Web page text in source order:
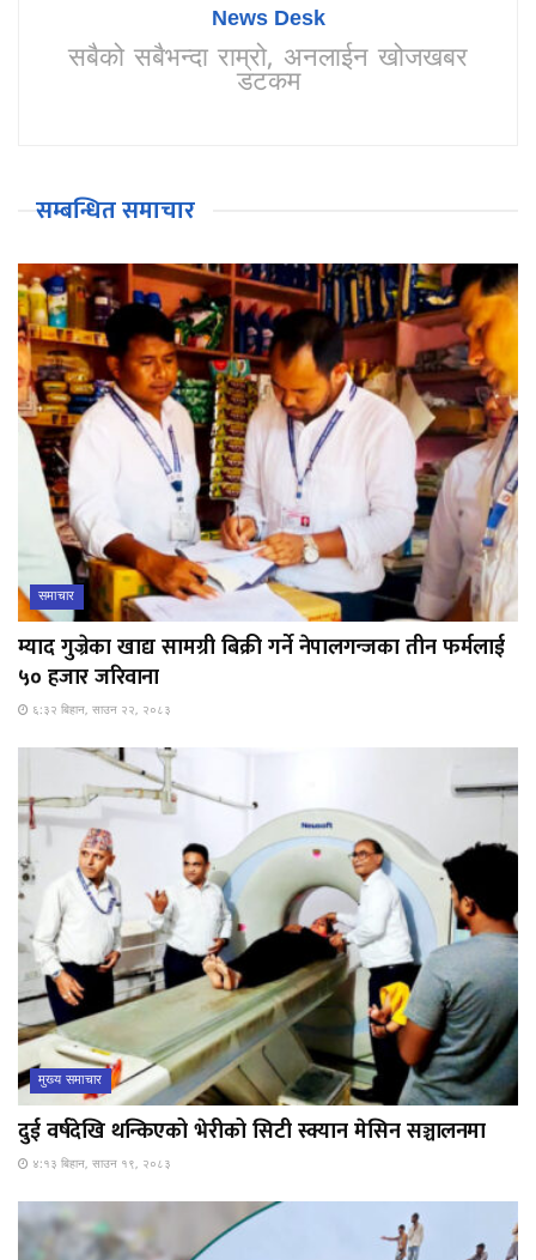
News Desk
सबैको सबैभन्दा राम्रो, अनलाईन खोजखबर
डटकम
सम्बन्धित समाचार
समाचार
म्याद गुज्रेका खाद्य सामग्री बिक्री गर्ने नेपालगन्जका तीन फर्मलाई
५० हजार जरिवाना
६:३२ बिहान, साउन २२, २०८३
मुख्य समाचार
दुई वर्षदेखि थन्किएको भेरीको सिटी स्क्यान मेसिन सञ्चालनमा
४:१३ बिहान, साउन १९, २०८३